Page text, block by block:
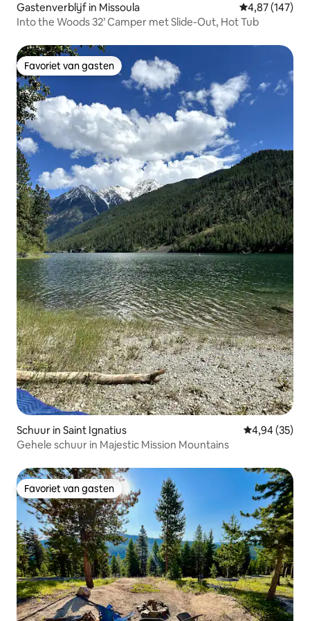
Gastenverblijf in Missoula Gemiddelde
4,87 (147)
Into the Woods 32’ Camper met Slide-Out, Hot Tub
Favoriet van gasten
Favoriet van gasten
Schuur in Saint Ignatius Gemiddelde
4,94 (35)
Gehele schuur in Majestic Mission Mountains
Favoriet van gasten
Favoriet van gasten